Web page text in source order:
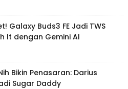
Galaxy Buds3 FE Jadi TWS
It dengan Gemini AI
Bikin Penasaran: Darius
Sugar Daddy